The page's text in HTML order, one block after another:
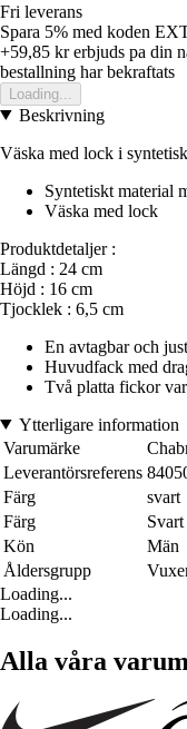
Fri leverans
Spara 5% med koden
+59,85 krerbjuds pa din
bestallning har bekraftats
Loading...
Beskrivning
Väska med lock i
Syntetiskt material
Väska med lock
Produktdetaljer :
Längd : 24 cm
Höjd : 16 cm
Tjocklek : 6,5 cm
En avtagbar och
Huvudfack med
Två platta fickor
Ytterligare information
Varumärke
Leverantörsreferens
Färg
svart
Färg
Svart
Kön
Män
Åldersgrupp
Loading...
Loading...
Alla våra